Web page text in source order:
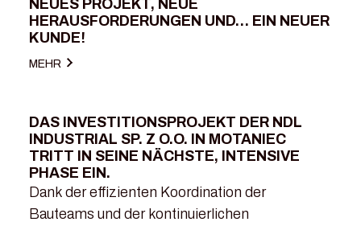
23.04.2026
NEUES PROJEKT, NEUE
HERAUSFORDERUNGEN UND… EIN NEUER
KUNDE!
MEHR
06.03.2026
DAS INVESTITIONSPROJEKT DER NDL
INDUSTRIAL SP. Z O.O. IN MOTANIEC
TRITT IN SEINE NÄCHSTE, INTENSIVE
PHASE EIN.
Dank der effizienten Koordination der
Bauteams und der kontinuierlichen